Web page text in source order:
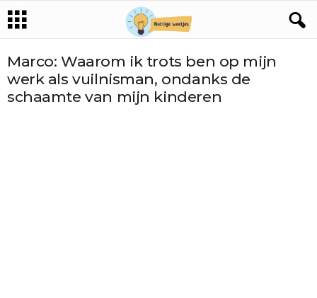
Marco: Waarom ik trots ben op mijn
werk als vuilnisman, ondanks de
schaamte van mijn kinderen